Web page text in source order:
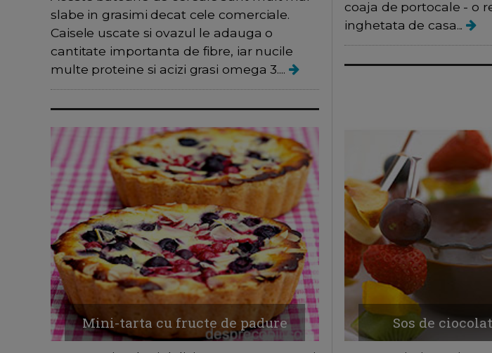
slabe in grasimi decat cele comerciale.
Caisele uscate si ovazul le adauga o
cantitate importanta de fibre, iar nucile
multe proteine si acizi grasi omega 3....
coaja de portocale - o
inghetata de casa...
Mini-tarta cu fructe de padure Sos de